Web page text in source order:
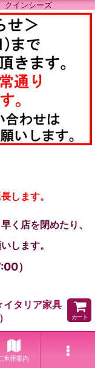
クインシーズ
します。
く店を閉めたり、
します。
）
タリア家具
カート
利用案内